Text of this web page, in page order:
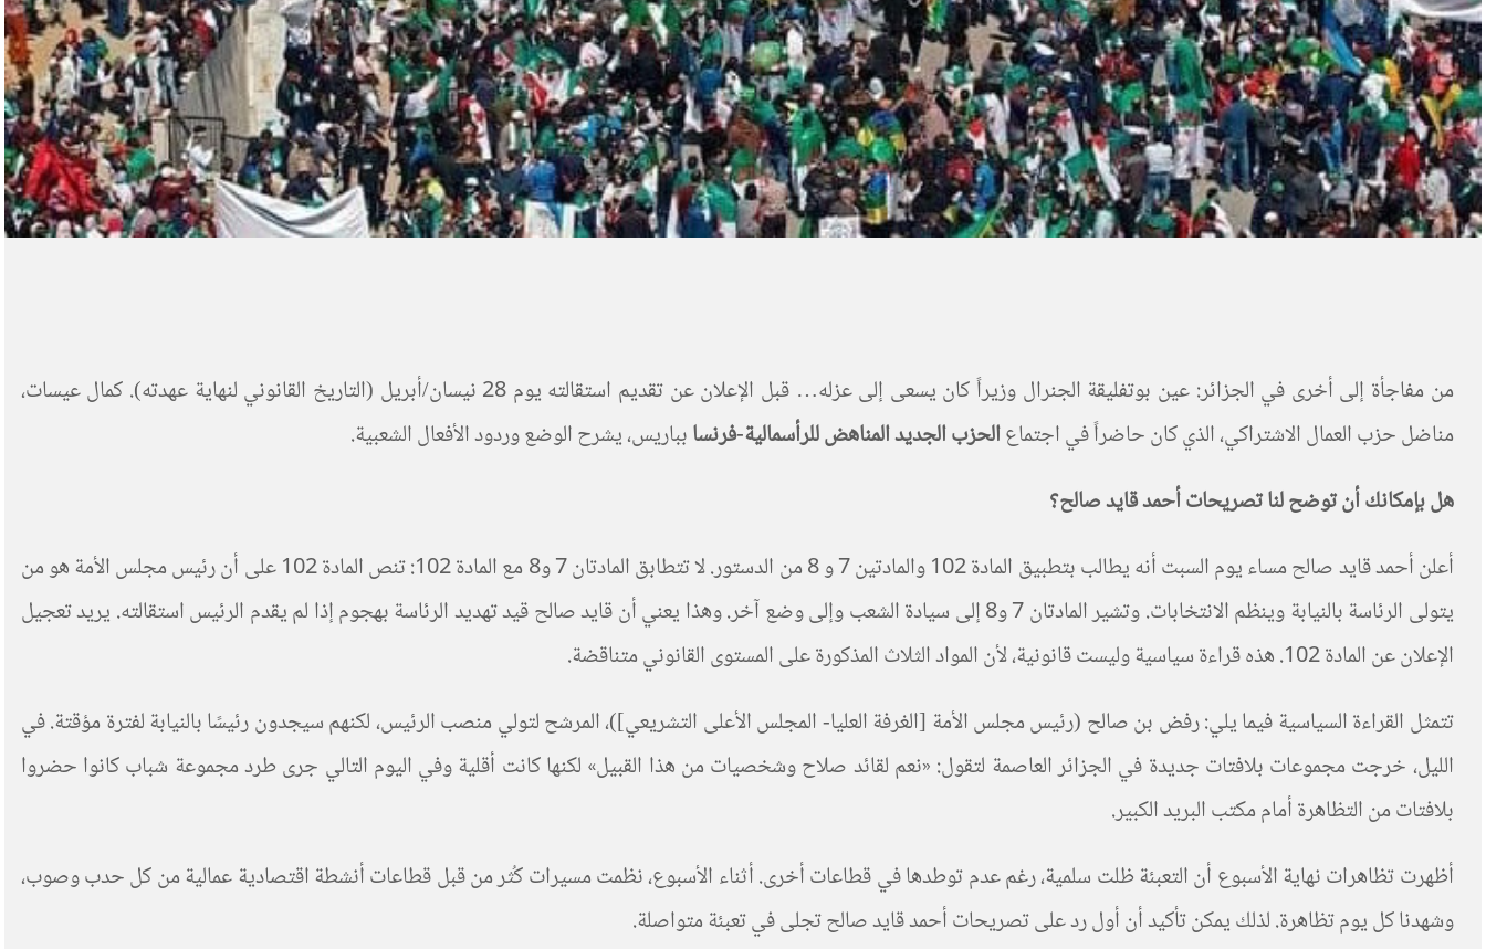
من مفاجأة إلى أخرى في الجزائر: عين بوتفليقة الجنرال وزيراً كان يسعى إلى عزله… قبل الإعلان عن تقديم استقالته يوم 28 نيسان/أبريل (التاريخ القانوني لنهاية عهدته). كمال عيسات،
مناضل حزب العمال الاشتراكي، الذي كان حاضراً في اجتماعالحزب الجديد المناهض للرأسمالية-فرنسابباريس، يشرح الوضع وردود الأفعال الشعبية.
هل بإمكانك أن توضح لناتصريحات أحمد قايد صالح؟
أعلن أحمد قايد صالح مساء يوم السبت أنه يطالب بتطبيق المادة 102 والمادتين 7 و 8 من الدستور. لا تتطابق المادتان 7 و8 مع المادة 102: تنص المادة 102 على أن رئيس مجلس الأمة هو من
يتولى الرئاسة بالنيابة وينظم الانتخابات. وتشير المادتان 7 و8 إلى سيادة الشعب وإلى وضع آخر. وهذا يعني أن قايد صالح قيد تهديد الرئاسة بهجوم إذا لم يقدم الرئيس استقالته. يريد تعجيل
الإعلان عن المادة 102. هذه قراءة سياسية وليست قانونية، لأن المواد الثلاث المذكورة على المستوى القانوني متناقضة.
تتمثل القراءة السياسية فيما يلي: رفض بن صالح (رئيس مجلس الأمة [الغرفة العليا- المجلس الأعلى التشريعي])، المرشح لتولي منصب الرئيس، لكنهم سيجدون رئيسًا بالنيابة لفترة مؤقتة. في
الليل، خرجت مجموعات بلافتات جديدة في الجزائر العاصمة لتقول: «نعم لقائد صلاح وشخصيات من هذا القبيل» لكنها كانت أقلية وفي اليوم التالي جرى طرد مجموعة شباب كانوا حضروا
بلافتات من التظاهرة أمام مكتب البريد الكبير.
أظهرت تظاهرات نهاية الأسبوع أن التعبئة ظلت سلمية، رغم عدم توطدها في قطاعات أخرى. أثناء الأسبوع، نظمت مسيرات كُثر من قبل قطاعات أنشطة اقتصادية عمالية من كل حدب وصوب،
وشهدنا كل يوم تظاهرة. لذلك يمكن تأكيد أن أول رد على تصريحات أحمد قايد صالح تجلى في تعبئة متواصلة.